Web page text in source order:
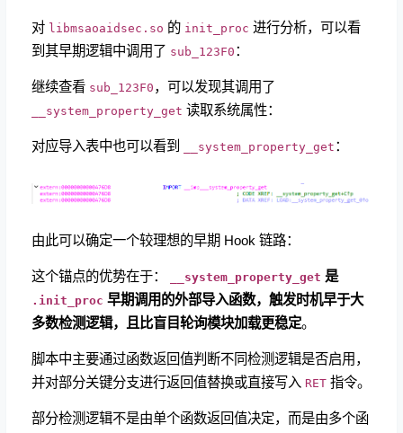
对 libmsaoaidsec.so ​ 的 init_proc ​ 进行分析，可以看
到其早期逻辑中调用了 sub_123F0：
继续查看 sub_123F0​，可以发现其调用了
__system_property_get 读取系统属性：
对应导入表中也可以看到 __system_property_get：
由此可以确定一个较理想的早期 Hook 链路：
这个锚点的优势在于： __system_property_get 是
.init_proc 早期调用的外部导入函数，触发时机早于大
多数检测逻辑，且比盲目轮询模块加载更稳定。
脚本中主要通过函数返回值判断不同检测逻辑是否启用，
并对部分关键分支进行返回值替换或直接写入 RET 指令。
部分检测逻辑不是由单个函数返回值决定，而是由多个函